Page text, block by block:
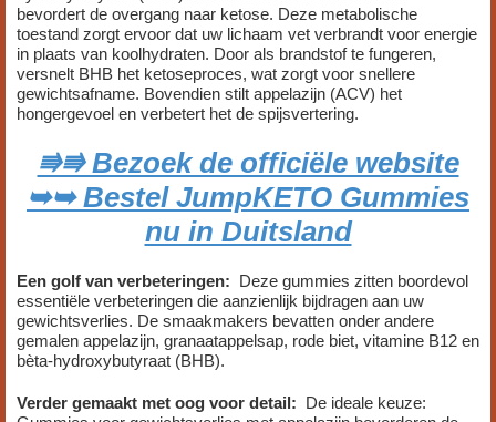
bevordert de overgang naar ketose. Deze metabolische
toestand zorgt ervoor dat uw lichaam vet verbrandt voor energie
in plaats van koolhydraten. Door als brandstof te fungeren,
versnelt BHB het ketoseproces, wat zorgt voor snellere
gewichtsafname. Bovendien stilt appelazijn (ACV) het
hongergevoel en verbetert het de spijsvertering.
⭆⭆ Bezoek de officiële website
➥➥ Bestel JumpKETO Gummies
nu in Duitsland
Een golf van verbeteringen: Deze gummies zitten boordevol
essentiële verbeteringen die aanzienlijk bijdragen aan uw
gewichtsverlies. De smaakmakers bevatten onder andere
gemalen appelazijn, granaatappelsap, rode biet, vitamine B12 en
bèta-hydroxybutyraat (BHB).
Verder gemaakt met oog voor detail: De ideale keuze: